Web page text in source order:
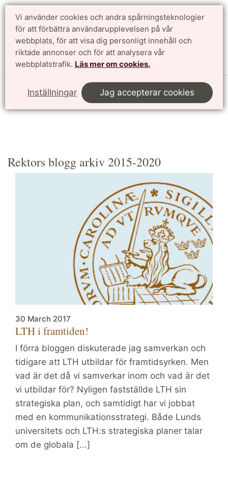
Vi använder cookies och andra spårningsteknologier
för att förbättra användarupplevelsen på vår
webbplats, för att visa dig personligt innehåll och
riktade annonser och för att analysera vår
webbplatstrafik. Läs mer om cookies.
Inställningar Jag accepterar cookies
Sök
Nyheter och press
Rektors blogg arkiv 2015-2020
30 March 2017
LTH i framtiden!
I förra bloggen diskuterade jag samverkan och
tidigare att LTH utbildar för framtidsyrken. Men
vad är det då vi samverkar inom och vad är det
vi utbildar för? Nyligen fastställde LTH sin
strategiska plan, och samtidigt har vi jobbat
med en kommunikationsstrategi. Både Lunds
universitets och LTH:s strategiska planer talar
om de globala [...]